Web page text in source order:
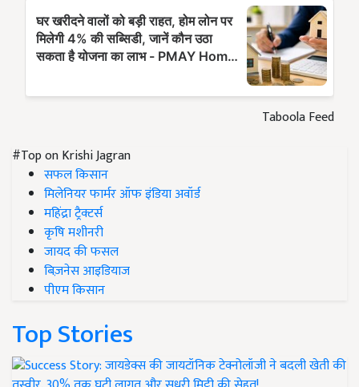
Taboola Feed
#Top on Krishi Jagran
सफल किसान
मिलेनियर फार्मर ऑफ इंडिया अवॉर्ड
महिंद्रा ट्रैक्टर्स
कृषि मशीनरी
जायद की फसल
बिज़नेस आइडियाज
पीएम किसान
Top Stories